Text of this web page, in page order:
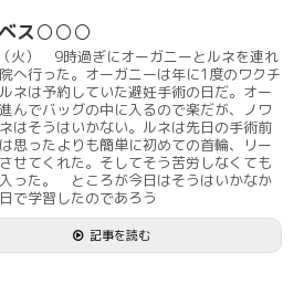
ベス○○○
火） 9時過ぎにオーガニーとルネを連れ
へ行った。オーガニーは年に1度のワクチ
ネは予約していた避妊手術の日だ。オー
んでバッグの中に入るので楽だが、ノワ
はそうはいかない。ルネは先日の手術前
思ったよりも簡単に初めての首輪、リー
せてくれた。そしてそう苦労しなくても
った。 ところが今日はそうはいかなか
で学習したのであろう
記事を読む